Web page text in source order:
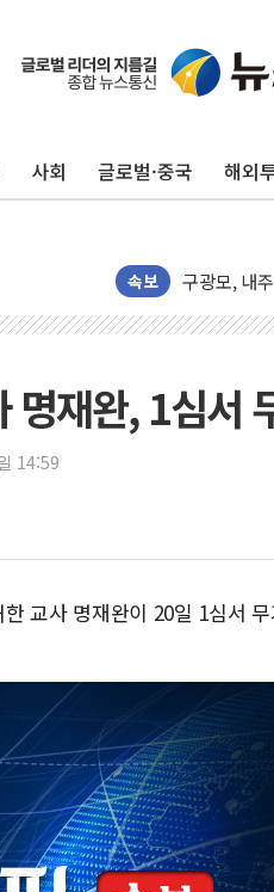
사회 글로벌·중국 해외
속보
유럽증시,
구광모, 내
뉴욕증시
뉴욕증시
청와대, 북
금값 7주
[인도증시
러, 1인칭
[베트남 증
'월가의 황
양주 섬유
김정관 산
해군 1함대
[3보] 북, 원
우크라 드
동해해경,
주한미군 "
재완, 1심서
14:59
교사 명재완이 20일 1심서